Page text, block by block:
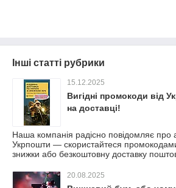
Інші статті рубрики
15.12.2025
Вигідні промокоди від
на доставці!
Наша компанія радісно повідомляє про
Укрпошти — скористайтеся
знижки або безкоштовну доставку
20.08.2025